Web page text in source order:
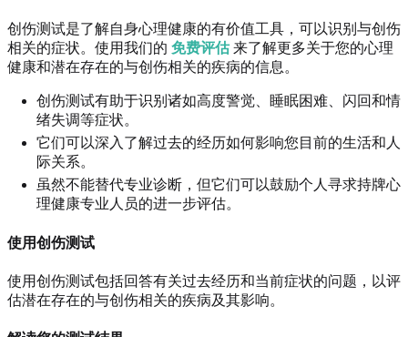
创伤测试是了解自身心理健康的有价值工具，可以识别与创伤
相关的症状。使用我们的 免费评估来了解更多关于您的心理
健康和潜在存在的与创伤相关的疾病的信息。
创伤测试有助于识别诸如高度警觉、睡眠困难、闪回和情
绪失调等症状。
它们可以深入了解过去的经历如何影响您目前的生活和人
际关系。
虽然不能替代专业诊断，但它们可以鼓励个人寻求持牌心
理健康专业人员的进一步评估。
使用创伤测试
使用创伤测试包括回答有关过去经历和当前症状的问题，以评
估潜在存在的与创伤相关的疾病及其影响。